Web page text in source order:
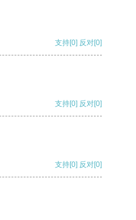
支持[0] 反对[0]
支持[0] 反对[0]
支持[0] 反对[0]